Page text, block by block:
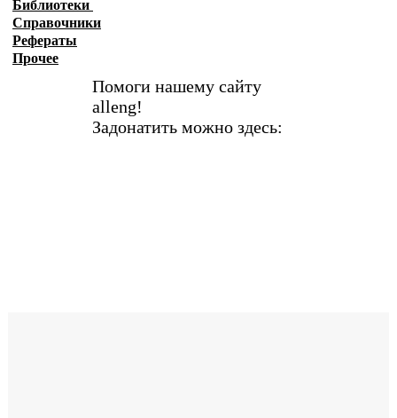
Библиотеки
Справочники
Рефераты
Прочее
Помоги нашему сайту
alleng!
Задонатить можно здесь: